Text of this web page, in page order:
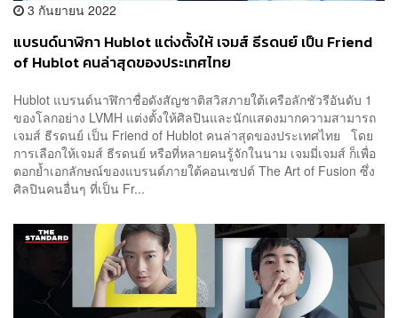
3 กันยายน 2022
แบรนด์นาฬิกา Hublot แต่งตั้งให้ เจมส์ ธีรดนย์ เป็น Friend
of Hublot คนล่าสุดของประเทศไทย
Hublot แบรนด์นาฬิกาชื่อดังสัญชาติสวิสภายใต้เครือลักชัวรีอันดับ 1
ของโลกอย่าง LVMH แต่งตั้งให้ศิลปินและนักแสดงมากความสามารถ
เจมส์ ธีรดนย์ เป็น Friend of Hublot คนล่าสุดของประเทศไทย โดย
การเลือกให้เจมส์ ธีรดนย์ หรือที่หลายคนรู้จักในนาม เจมมี่เจมส์ ก็เพื่อ
ตอกย้ำเอกลักษณ์ของแบรนด์ภายใต้คอนเซปต์ The Art of Fusion ซึ่ง
ศิลปินคนอื่นๆ ที่เป็น Fr...